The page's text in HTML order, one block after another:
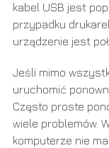
kabel USB jest
przypadku
urządzenie jest
Jeśli mimo
uruchomić
Często proste
wiele problemów.
komputerze nie